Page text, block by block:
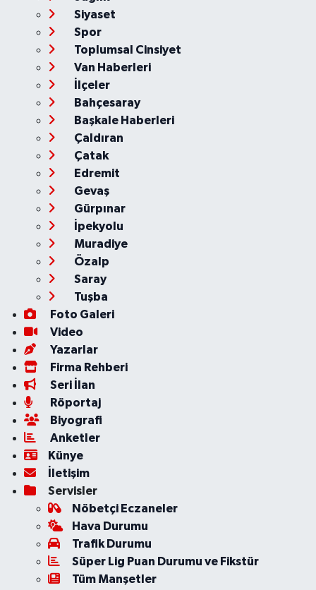
Siyaset
Spor
Toplumsal Cinsiyet
Van Haberleri
İlçeler
Bahçesaray
Başkale Haberleri
Çaldıran
Çatak
Edremit
Gevaş
Gürpınar
İpekyolu
Muradiye
Özalp
Saray
Tuşba
Foto Galeri
Video
Yazarlar
Firma Rehberi
Seri İlan
Röportaj
Biyografi
Anketler
Künye
İletişim
Servisler
Nöbetçi Eczaneler
Hava Durumu
Trafik Durumu
Süper Lig Puan Durumu ve Fikstür
Tüm Manşetler